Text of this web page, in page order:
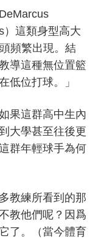
）這類身型高大
頻繁出現。結
導這種無位置籃
低位打球。」
果這群高中生內
大學甚至往後更
群年輕球手為何
教練所看到的那
教他們呢？因爲
了。（當今體育